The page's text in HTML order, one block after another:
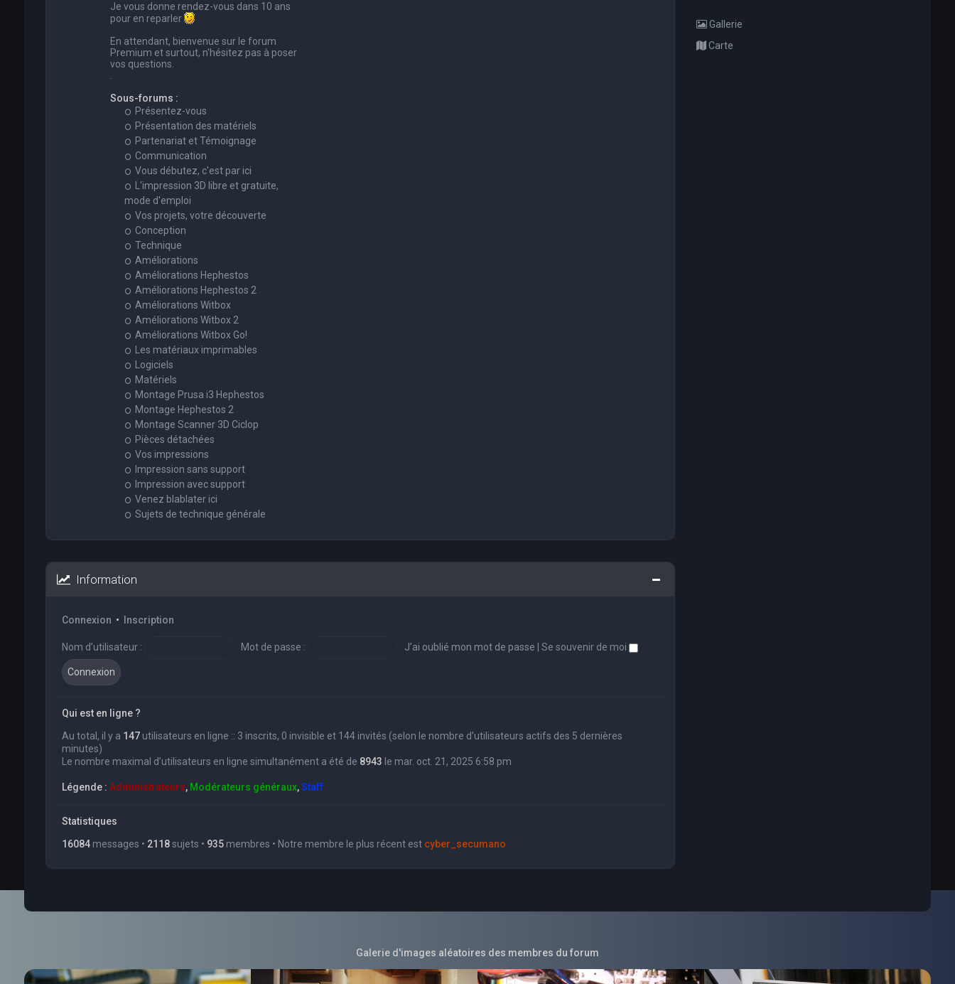
Je vous donne rendez-vous dans 10 ans
pour en reparler
En attendant, bienvenue sur le forum
Premium et surtout, n'hésitez pas à poser
vos questions.
Sous-forums :
Présentez-vous
Présentation des matériels
Partenariat et Témoignage
Communication
Vous débutez, c'est par ici
L'impression 3D libre et gratuite,
mode d'emploi
Vos projets, votre découverte
Conception
Technique
Améliorations
Améliorations Hephestos
Améliorations Hephestos 2
Améliorations Witbox
Améliorations Witbox 2
Améliorations Witbox Go!
Les matériaux imprimables
Logiciels
Matériels
Montage Prusa i3 Hephestos
Montage Hephestos 2
Montage Scanner 3D Ciclop
Pièces détachées
Vos impressions
Impression sans support
Impression avec support
Venez blablater ici
Sujets de technique générale
Information
Connexion • Inscription
Nom d’utilisateur : Mot de passe : J’ai oublié mon mot de passe Se souvenir de moi
Qui est en ligne ?
Au total, il y a 147utilisateurs en ligne :: 3 inscrits, 0 invisible et 144 invités (selon le nombre d’utilisateurs actifs des 5 dernières
minutes)
Le nombre maximal d’utilisateurs en ligne simultanément a été de 8943 le mar. oct. 21, 2025 6:58 pm
Légende : Administrateurs, Modérateurs généraux,Staff
Statistiques
16084messages • 2118sujets • 935membres • Notre membre le plus récent est cyber_secumano
Gallerie
Carte
Galerie d'images aléatoires des membres du forum